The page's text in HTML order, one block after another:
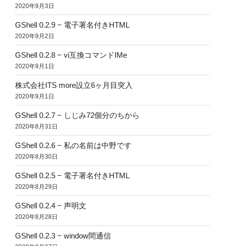
2020年9月3日
GShell 0.2.9 − 電子署名付きHTML
2020年9月2日
GShell 0.2.8 − vi互換コマンドIMe
2020年9月1日
株式会社ITS more設立6ヶ月目突入
2020年9月1日
GShell 0.2.7 − しじみ72個分のちから
2020年8月31日
GShell 0.2.6 − 私の名前は中野です
2020年8月30日
GShell 0.2.5 − 電子署名付きHTML
2020年8月29日
GShell 0.2.4 − 声明文
2020年8月28日
GShell 0.2.3 − window間通信